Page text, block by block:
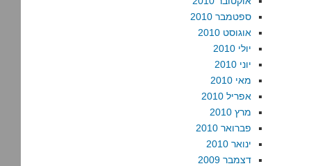
ספטמבר 2010
אוגוסט 2010
יולי 2010
יוני 2010
מאי 2010
אפריל 2010
מרץ 2010
פברואר 2010
ינואר 2010
דצמבר 2009